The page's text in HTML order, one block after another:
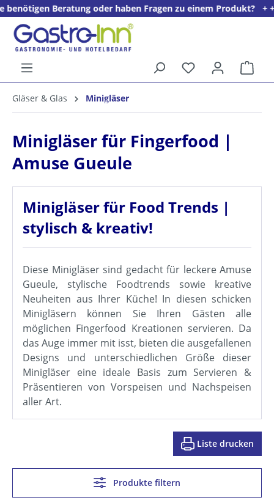
springen
Beratung oder haben Fragen zu einem Produkt? + + + Wir
Willkommens­rabatt**
Gläser & Glas Minigläser
Minigläser für Fingerfood |
Amuse Gueule
Minigläser für Food Trends |
stylisch & kreativ!
Diese Minigläser sind gedacht für leckere Amuse
Gueule, stylische Foodtrends sowie kreative
Neuheiten aus Ihrer Küche! In diesen schicken
Minigläsern können Sie Ihren Gästen alle
möglichen Fingerfood Kreationen servieren. Da
das Auge immer mit isst, bieten die ausgefallenen
Designs und unterschiedlichen Größe dieser
Minigläser eine ideale Basis zum Servieren &
Präsentieren von Vorspeisen und Nachspeisen
aller Art.
Liste drucken
Produkte filtern